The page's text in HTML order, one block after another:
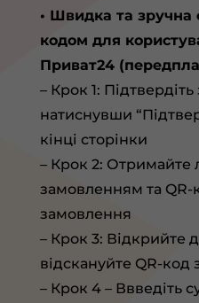
• Швидка та зручна
кодом для
Приват24
– Крок 1:
натиснувши
кінці сторінки
– Крок 2: Отримайте
замовленням та QR-
замовлення
– Крок 3: Відкрийте
відскануйте QR-код
– Крок 4 – Ввведіть